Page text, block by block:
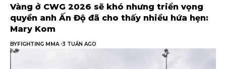
Vàng ở CWG 2026 sẽ khó nhưng triển vọng
quyền anh Ấn Độ đã cho thấy nhiều hứa hẹn:
Mary Kom
BYFIGHTING MMA 3 TUẦN AGO